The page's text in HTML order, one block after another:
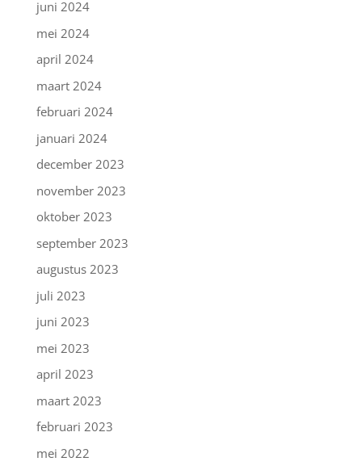
juni 2024
mei 2024
april 2024
maart 2024
februari 2024
januari 2024
december 2023
november 2023
oktober 2023
september 2023
augustus 2023
juli 2023
juni 2023
mei 2023
april 2023
maart 2023
februari 2023
mei 2022